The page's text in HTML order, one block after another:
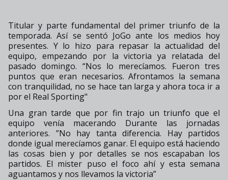
Titular y parte fundamental del primer triunfo de la
temporada. Así se sentó JoGo ante los medios hoy
presentes. Y lo hizo para repasar la actualidad del
equipo, empezando por la victoria ya relatada del
pasado domingo. “Nos lo merecíamos. Fueron tres
puntos que eran necesarios. Afrontamos la semana
con tranquilidad, no se hace tan larga y ahora toca ir a
por el Real Sporting"
Una gran tarde que por fin trajo un triunfo que el
equipo venía macerando Durante las jornadas
anteriores. ”No hay tanta diferencia. Hay partidos
donde igual merecíamos ganar. El equipo está haciendo
las cosas bien y por detalles se nos escapaban los
partidos. El mister puso el foco ahí y esta semana
aguantamos y nos llevamos la victoria”